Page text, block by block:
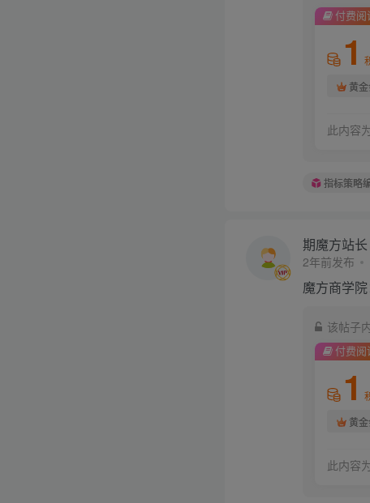
付费阅
1
黄
此内容
指标策略
期魔方站长
2年前发布
魔方商学
该帖子
付费阅
1
黄
此内容